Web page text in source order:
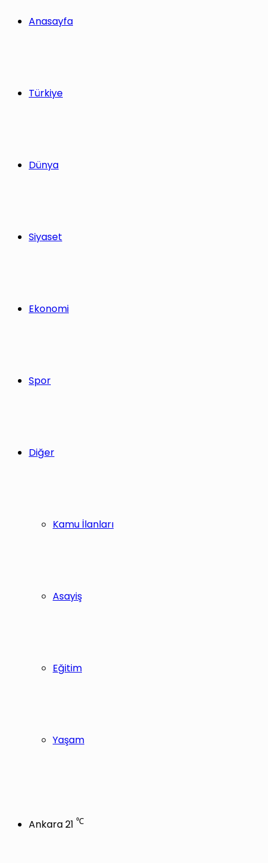
Anasayfa
Türkiye
Dünya
Siyaset
Ekonomi
Spor
Diğer
Kamu İlanları
Asayiş
Eğitim
Yaşam
Ankara21 ℃